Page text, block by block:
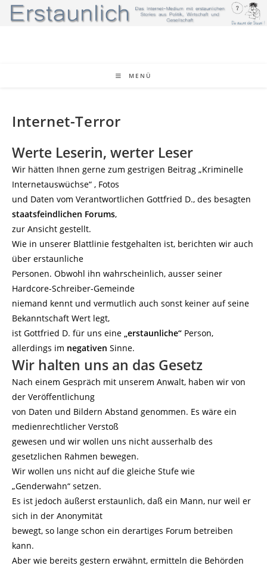
Zum
Inhalt
MENÜ
Internet-Terror
Werte Leserin, werter Leser
Wir hätten Ihnen gerne zum gestrigen Beitrag „Kriminelle
Internetauswüchse“ , Fotos
und Daten vom Verantwortlichen Gottfried D., des besagten
staatsfeindlichen Forums,
zur Ansicht gestellt.
Wie in unserer Blattlinie festgehalten ist, berichten wir auch
über erstaunliche
Personen. Obwohl ihn wahrscheinlich, ausser seiner
Hardcore-Schreiber-Gemeinde
niemand kennt und vermutlich auch sonst keiner auf seine
Bekanntschaft Wert legt,
ist Gottfried D. für uns eine „erstaunliche“ Person,
allerdings im negativen Sinne.
Wir halten uns an das Gesetz
Nach einem Gespräch mit unserem Anwalt, haben wir von
der Veröffentlichung
von Daten und Bildern Abstand genommen. Es wäre ein
medienrechtlicher Verstoß
gewesen und wir wollen uns nicht ausserhalb des
gesetzlichen Rahmen bewegen.
Wir wollen uns nicht auf die gleiche Stufe wie
„Genderwahn“ setzen.
Es ist jedoch äußerst erstaunlich, daß ein Mann, nur weil er
sich in der Anonymität
bewegt, so lange schon ein derartiges Forum betreiben
kann.
Aber wie bereits gestern erwähnt, ermitteln die Behörden